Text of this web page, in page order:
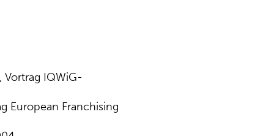
Vortrag IQWiG-
European Franchising